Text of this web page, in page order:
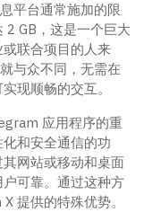
平台通常施加的限
2 GB，这是一个巨大
联合项目的人来
与众不同，无需在
现顺畅的交互。
应用程序的重
和安全通信的功
网站或移动和桌面
可靠。通过这种方
提供的特殊优势。